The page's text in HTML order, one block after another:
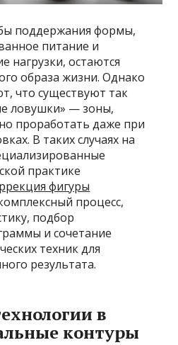
поддержания формы,
питание и
нагрузки, остаются
образа жизни. Однако
что существуют так
ловушки» — зоны,
проработать даже при
В таких случаях на
практике
фигуры
процесс,
подбор
и сочетание
техник для
результата.
в
контуры